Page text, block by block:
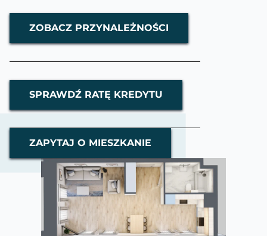
ZOBACZ PRZYNALEŻNOŚCI
SPRAWDŹ RATĘ KREDYTU
ZAPYTAJ O MIESZKANIE